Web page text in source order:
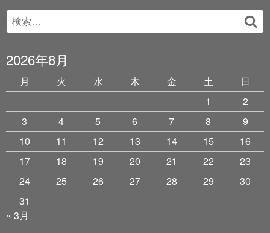
Search
for:
2026年8月
月 火 水 木 金 土
日
1
2
3
4 5 6 7 8
9
10
11 12 13 14 15
16
17
18 19 20 21 22
23
24
25 26 27 28 29
30
31
« 3月